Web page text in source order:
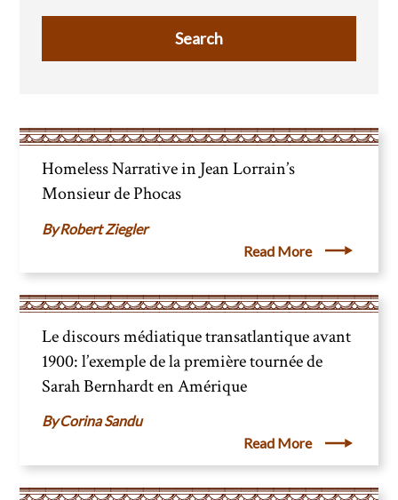
Homeless Narrative in Jean Lorrain’s
Monsieur de Phocas
Robert Ziegler
Read More
Le discours médiatique transatlantique avant
1900: l’exemple de la première tournée de
Sarah Bernhardt en Amérique
Corina Sandu
Read More